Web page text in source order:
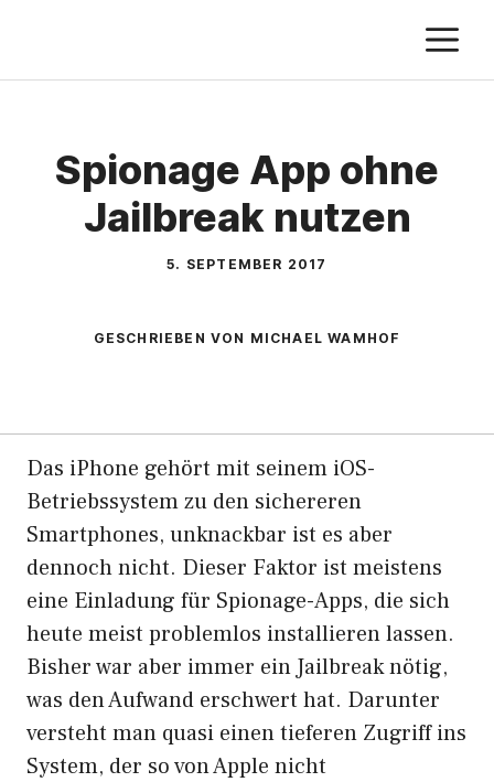
springen
Spionage App ohne
Jailbreak nutzen
5. SEPTEMBER 2017
GESCHRIEBEN VON MICHAEL WAMHOF
Das iPhone gehört mit seinem iOS-
Betriebssystem zu den sichereren
Smartphones, unknackbar ist es aber
dennoch nicht. Dieser Faktor ist meistens
eine Einladung für Spionage-Apps, die sich
heute meist problemlos installieren lassen.
Bisher war aber immer ein Jailbreak nötig,
was den Aufwand erschwert hat. Darunter
versteht man quasi einen tieferen Zugriff ins
System, der so von Apple nicht